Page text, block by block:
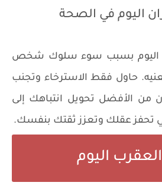
اليوم في الصحة
اليوم بسبب سوء سلوك شخص
حاول فقط الاسترخاء وتجنب
الأفضل تحويل انتباهك إلى
تحفز عقلك وتعزز ثقتك بنفسك.
اليوم